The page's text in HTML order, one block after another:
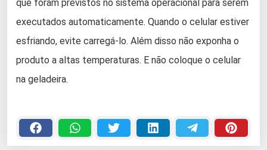
que foram previstos no sistema operacional para serem
executados automaticamente. Quando o celular estiver
esfriando, evite carregá-lo. Além disso não exponha o
produto a altas temperaturas. E não coloque o celular
na geladeira.